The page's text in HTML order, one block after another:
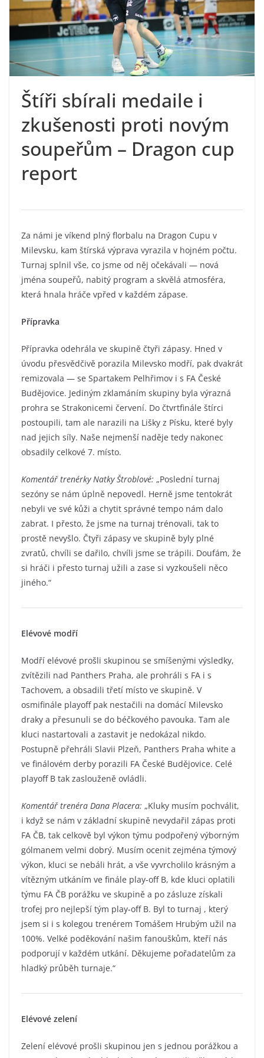
Štíři sbírali medaile i
zkušenosti proti novým
soupeřům – Dragon cup
report
Za námi je víkend plný florbalu na Dragon Cupu v
Milevsku, kam štírská výprava vyrazila v hojném počtu.
Turnaj splnil vše, co jsme od něj očekávali — nová
jména soupeřů, nabitý program a skvělá atmosféra,
která hnala hráče vpřed v každém zápase.
Přípravka
Přípravka odehrála ve skupině čtyři zápasy. Hned v
úvodu přesvědčivě porazila Milevsko modří, pak dvakrát
remizovala — se Spartakem Pelhřimov i s FA České
Budějovice. Jediným zklamáním skupiny byla výrazná
prohra se Strakonicemi červení. Do čtvrtfinále štírci
postoupili, tam ale narazili na Lišky z Písku, které byly
nad jejich síly. Naše nejmenší naděje tedy nakonec
obsadily celkové 7. místo.
Komentář trenérky Natky Štroblové: „Poslední turnaj
sezóny se nám úplně nepovedl. Herně jsme tentokrát
nebyli ve své kůži a chytit správné tempo nám dalo
zabrat. I přesto, že jsme na turnaj trénovali, tak to
prostě nevyšlo. Čtyři zápasy ve skupině byly plné
zvratů, chvíli se dařilo, chvíli jsme se trápili. Doufám, že
si hráči i přesto turnaj užili a zase si vyzkoušeli něco
jiného.“
Elévové modří
Modří elévové prošli skupinou se smíšenými výsledky,
zvítězili nad Panthers Praha, ale prohráli s FA i s
Tachovem, a obsadili třetí místo ve skupině. V
osmifinále playoff pak nestačili na domácí Milevsko
draky a přesunuli se do béčkového pavouka. Tam ale
kluci nastartovali a zastavit je nedokázal nikdo.
Postupně přehráli Slavii Plzeň, Panthers Praha white a
ve finálovém derby porazili FA České Budějovice. Celé
playoff B tak zaslouženě ovládli.
Komentář trenéra Dana Placera: „Kluky musím pochválit,
i když se nám v základní skupině nevydařil zápas proti
FA ČB, tak celkově byl výkon týmu podpořený výborným
gólmanem velmi dobrý. Musím ocenit zejména týmový
výkon, kluci se nebáli hrát, a vše vyvrcholilo krásným a
vítězným utkáním ve finále play-off B, kde kluci oplatili
týmu FA ČB porážku ve skupině a po zásluze získali
trofej pro nejlepší tým play-off B. Byl to turnaj , který
jsem si i s kolegou trenérem Tomášem Hrubým užil na
100%. Velké poděkování našim fanouškům, kteří nás
podporují v každém utkání. Děkujeme pořadatelům za
hladký průběh turnaje.“
Elévové zelení
Zelení elévové prošli skupinou jen s jednou porážkou a